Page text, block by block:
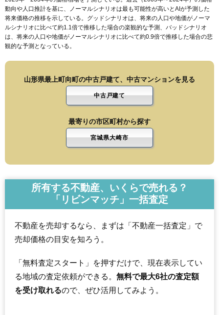
動向や人口推計を基に、ノーマルシナリオは最も可能性が高いとAIが予測した
将来価格の推移を示している。グッドシナリオは、将来の人口や地価がノーマ
ルシナリオに比べて約1.1倍で推移した場合の楽観的な予測、バッドシナリオ
は、将来の人口や地価がノーマルシナリオに比べて約0.9倍で推移した場合の悲
観的な予測となっている。
山形県最上町向町の中古戸建て、中古マンションを見る
中古戸建て
最寄りの市区町村から探す
宮城県大崎市
所有する不動産、いくらで売れる？
「リビンマッチ」一括査定
不動産を売却するなら、まずは「不動産一括査定」で
売却価格の目安を知ろう。
「無料査定スタート」を押すだけで、現在表示してい
る地域の査定依頼ができる。 無料で最大6社の査定額
を受け取れるので、ぜひ活用してみよう。